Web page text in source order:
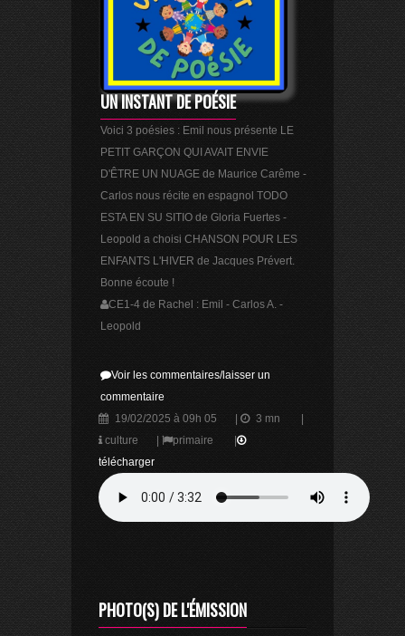
UN INSTANT DE POÉSIE
Voici 3 poésies : Emil nous présente LE
PETIT GARÇON QUI AVAIT ENVIE
D'ÊTRE UN NUAGE de Maurice Carême -
Carlos nous récite en espagnol TODO
ESTA EN SU SITIO de Gloria Fuertes -
Leopold a choisi CHANSON POUR LES
ENFANTS L'HIVER de Jacques Prévert.
Bonne écoute !
CE1-4 de Rachel : Emil - Carlos A. -
Leopold
Voir les commentaires/laisser un
commentaire
19/02/2025 à 09h 05
3 mn
culture
primaire
télécharger
PHOTO(S) DE L'ÉMISSION